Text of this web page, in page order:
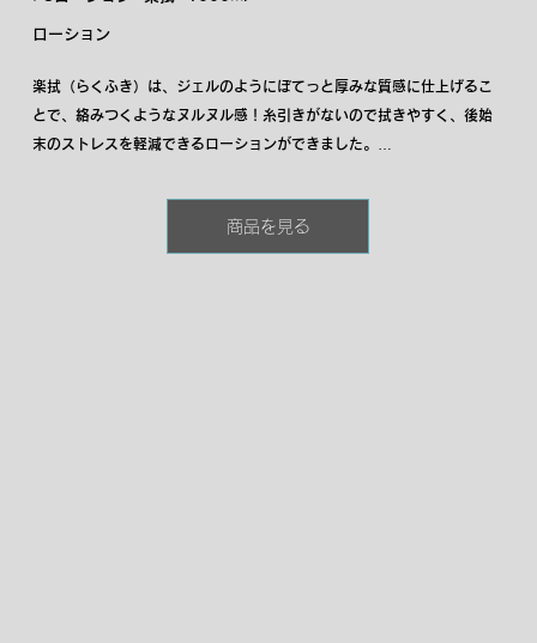
ローション
楽拭（らくふき）は、ジェルのようにぼてっと厚みな質感に仕上げるこ
とで、絡みつくようなヌルヌル感！糸引きがないので拭きやすく、後始
末のストレスを軽減できるローションができました。
く、ヌルヌル感が損なわれるデメリットがありましたが、楽拭は粘度が
高くスムーズな行為をサポート！
プロ御用達の大容量サイズ！大容量でたーっぷり使える本商品をお試し
商品を見る